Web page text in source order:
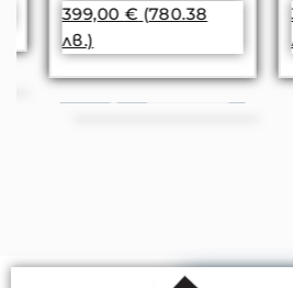
399,00€ (780.38
лв.)